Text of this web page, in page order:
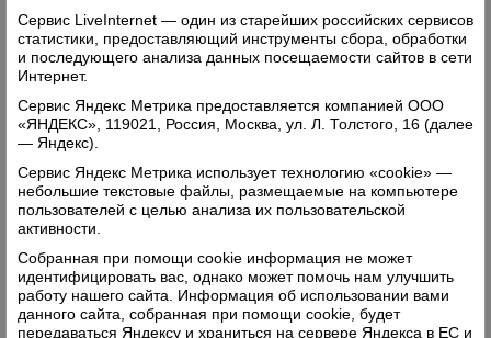
Сервис LiveInternet — один из старейших российских сервисов
статистики, предоставляющий инструменты сбора, обработки
и последующего анализа данных посещаемости сайтов в сети
Интернет.
Сервис Яндекс Метрика предоставляется компанией ООО
«ЯНДЕКС», 119021, Россия, Москва, ул. Л. Толстого, 16 (далее
— Яндекс).
Сервис Яндекс Метрика использует технологию «cookie» —
небольшие текстовые файлы, размещаемые на компьютере
пользователей с целью анализа их пользовательской
активности.
Собранная при помощи cookie информация не может
идентифицировать вас, однако может помочь нам улучшить
работу нашего сайта. Информация об использовании вами
данного сайта, собранная при помощи cookie, будет
передаваться Яндексу и храниться на сервере Яндекса в ЕС и